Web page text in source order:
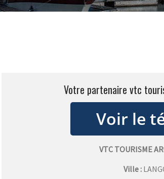
Votre partenaire vtc
VTC TOURISME
Ville :